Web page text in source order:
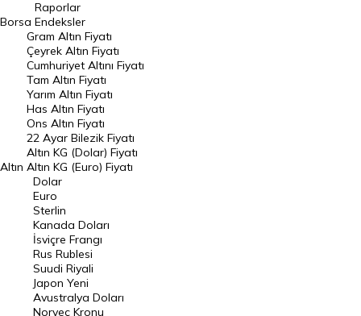
Dünya Borsaları
Raporlar
Endeksler
DÖVİZ
Döviz Kuru
Dolar Kuru
Euro Kuru
Pound Kuru
Frank Kuru
Riyal Kuru
Avustralya Doları
Danimarka Kronu Kuru
Borsa
Raporlar
Endeksler
Altın
Gram Altın Fiyatı
Çeyrek Altın Fiyatı
Cumhuriyet Altını Fiyatı
Tam Altın Fiyatı
Yarım Altın Fiyatı
Has Altın Fiyatı
Ons Altın Fiyatı
22 Ayar Bilezik Fiyatı
Altın KG (Dolar) Fiyatı
Altın KG (Euro) Fiyatı
Dolar
Euro
Sterlin
Kanada Doları
İsviçre Frangı
Rus Rublesi
Suudi Riyali
Japon Yeni
Avustralya Doları
Norveç Kronu